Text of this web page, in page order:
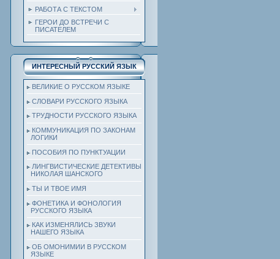
РАБОТА С ТЕКСТОМ
ГЕРОИ ДО ВСТРЕЧИ С
ПИСАТЕЛЕМ
ИНТЕРЕСНЫЙ РУССКИЙ ЯЗЫК
ВЕЛИКИЕ О РУССКОМ ЯЗЫКЕ
СЛОВАРИ РУССКОГО ЯЗЫКА
ТРУДНОСТИ РУССКОГО ЯЗЫКА
КОММУНИКАЦИЯ ПО ЗАКОНАМ
ЛОГИКИ
ПОСОБИЯ ПО ПУНКТУАЦИИ
ЛИНГВИСТИЧЕСКИЕ ДЕТЕКТИВЫ
НИКОЛАЯ ШАНСКОГО
ТЫ И ТВОЕ ИМЯ
ФОНЕТИКА И ФОНОЛОГИЯ
РУССКОГО ЯЗЫКА
КАК ИЗМЕНЯЛИСЬ ЗВУКИ
НАШЕГО ЯЗЫКА
ОБ ОМОНИМИИ В РУССКОМ
ЯЗЫКЕ